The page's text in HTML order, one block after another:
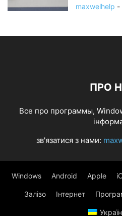
maxwelhelp -
ПРО
Все про программы,
зв'язатися з нами:
Windows Android Apple
Залізо Інтернет